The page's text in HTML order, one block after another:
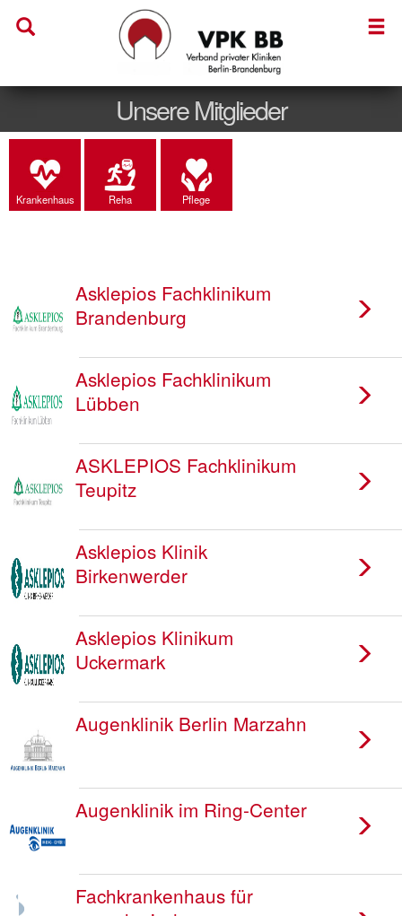
Unsere Mitglieder
Krankenhaus Reha Pflege
Asklepios Fachklinikum
Brandenburg
Asklepios Fachklinikum
Lübben
ASKLEPIOS Fachklinikum
Teupitz
Asklepios Klinik
Birkenwerder
Asklepios Klinikum
Uckermark
Augenklinik Berlin Marzahn
Augenklinik im Ring-Center
Fachkrankenhaus für